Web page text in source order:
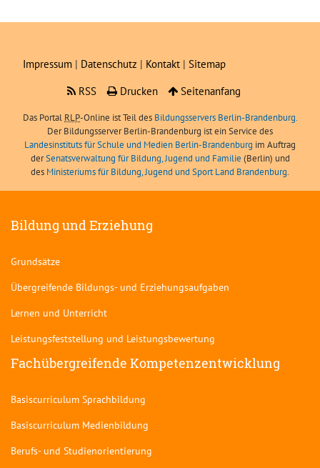
Impressum | Datenschutz | Kontakt | Sitemap
RSS
Drucken Seitenanfang
Das Portal RLP-Online ist Teil des Bildungsservers Berlin-Brandenburg.
Der Bildungsserver Berlin-Brandenburg ist ein Service des
Landesinstituts für Schule und Medien Berlin-Brandenburg im Auftrag
derSenatsverwaltung für Bildung, Jugend und Familie (Berlin) und
des Ministeriums für Bildung, Jugend und Sport Land Brandenburg.
Bildung und Erziehung
Grundsätze
Übergreifende Bildungs- und Erziehungsaufgaben
Lernen und Unterricht
Leistungsfeststellung und Leistungsbewertung
Fachübergreifende Kompetenzentwicklung
Basiscurriculum Sprachbildung
Basiscurriculum Medienbildung
Berufs- und Studienorientierung